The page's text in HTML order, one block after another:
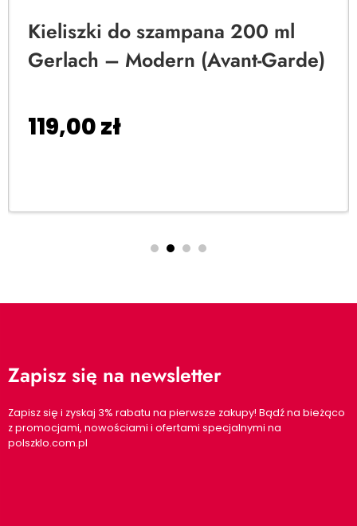
Kieliszki do szampana 200 ml
Gerlach – Modern (Avant-Garde)
119,00zł
Zapisz się na newsletter
Zapisz się i zyskaj 3% rabatu na pierwsze zakupy! Bądź na bieżąco
z promocjami, nowościami i ofertami specjalnymi na
polszklo.com.pl